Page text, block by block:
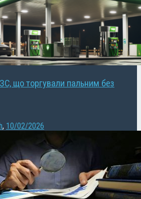
що торгували пальним без
, 10/02/2026